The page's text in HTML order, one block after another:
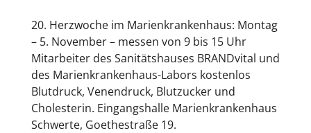
20. Herzwoche im Marienkrankenhaus: Montag
– 5. November – messen von 9 bis 15 Uhr
Mitarbeiter des Sanitätshauses BRANDvital und
des Marienkrankenhaus-Labors kostenlos
Blutdruck, Venendruck, Blutzucker und
Cholesterin. Eingangshalle Marienkrankenhaus
Schwerte, Goethestraße 19.